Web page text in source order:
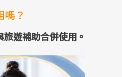
嗎？
遊補助合併使用。